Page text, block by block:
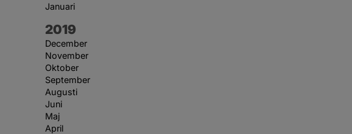
Januari
År:
2019
December
November
Oktober
September
Augusti
Juni
Maj
April